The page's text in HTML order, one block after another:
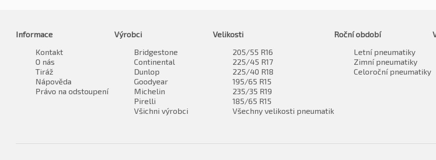
Informace
Kontakt
O nás
Tiráž
Nápověda
Právo na odstoupení
Výrobci
Bridgestone
Continental
Dunlop
Goodyear
Michelin
Pirelli
Všichni výrobci
Velikosti
205/55 R16
225/45 R17
225/40 R18
195/65 R15
235/35 R19
185/65 R15
Všechny velikosti pneumatik
Roční období
Letní pneumatiky
Zimní pneumatiky
Celoroční pneumatiky